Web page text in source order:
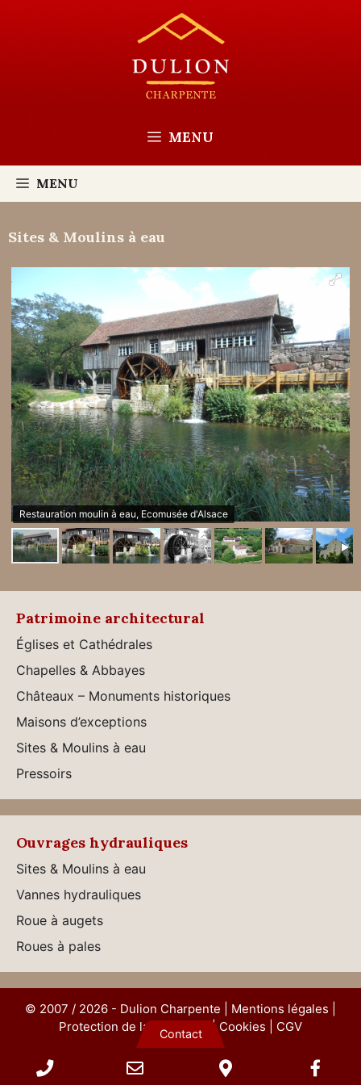
MENU
MENU
Sites & Moulins à eau
Restauration moulin à eau, Ecomusée d'Alsace
Patrimoine architectural
Églises et Cathédrales
Chapelles & Abbayes
Châteaux – Monuments historiques
Maisons d’exceptions
Sites & Moulins à eau
Pressoirs
Ouvrages hydrauliques
Sites & Moulins à eau
Vannes hydrauliques
Roue à augets
Roues à pales
© 2007 / 2026 - Dulion Charpente Mentions légales
Protection de la vie privée
|Cookies CGV
Contact